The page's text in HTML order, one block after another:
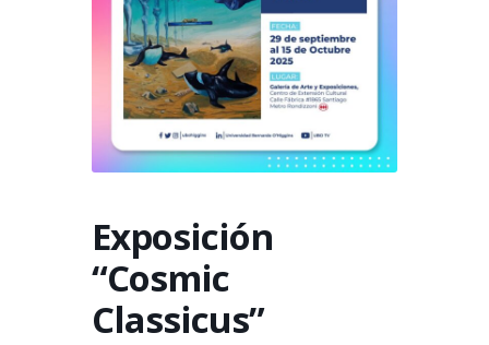
Exposición
“Cosmic
Classicus”